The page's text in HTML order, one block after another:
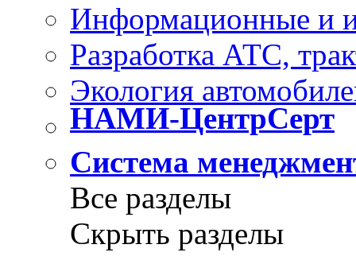
Информационные и
Разработка АТС,
Экология
НАМИ-ЦентрСерт
Система
Все разделы
Скрыть разделы